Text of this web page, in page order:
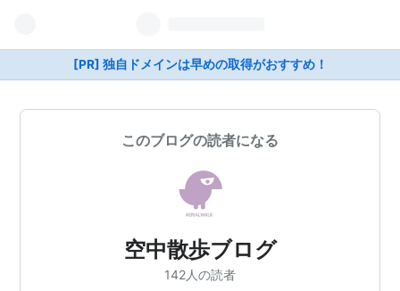
[PR] 独自ドメインは早めの取得がおすすめ！
このブログの読者になる
空中散歩ブログ
142人の読者